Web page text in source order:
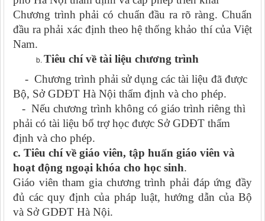
Chương trình phải có chuẩn đầu ra rõ ràng. Chuẩn
đầu ra phải xác định theo hệ thống khảo thí của Việt
Nam.
Tiêu chí về tài liệu chương trình
- Chương trình phải sử dụng các tài liệu đã được
Bộ, Sở GDĐT Hà Nội thẩm định và cho phép.
- Nếu chương trình không có giáo trình riêng thì
phải có tài liệu bổ trợ học được Sở GDĐT thẩm
định và cho phép.
c. Tiêu chí về giáo viên, tập huấn giáo viên và
hoạt động ngoại khóa cho học sinh.
Giáo viên tham gia chương trình phải đáp ứng đầy
đủ các quy định của pháp luật, hướng dẫn của Bộ
và Sở GDĐT Hà Nội.